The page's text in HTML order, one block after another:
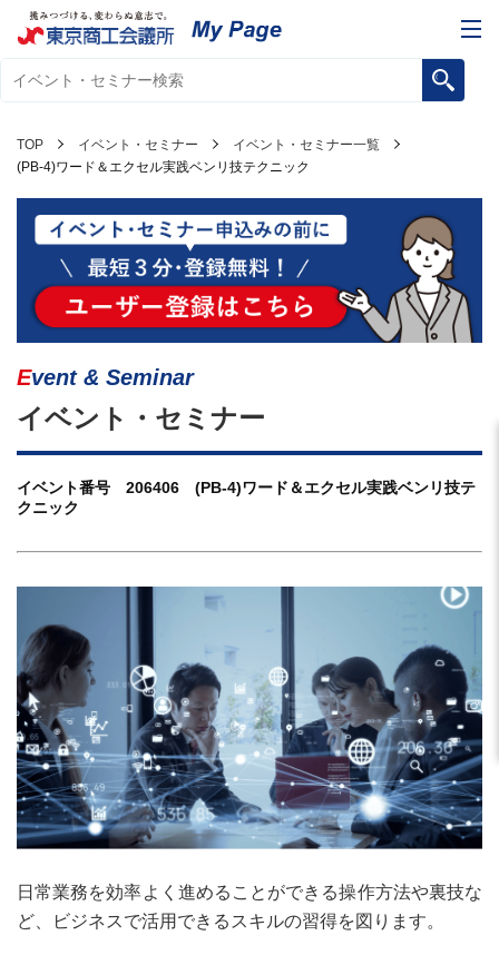
TOP イベント・セミナー
イベント・セミナー一覧
(PB-4)ワード＆エクセル実践ベンリ技テクニック
Event & Seminar
イベント・セミナー
イベント番号 206406 (PB-4)ワード＆エクセル実践ベンリ技テ
クニック
日常業務を効率よく進めることができる操作方法や裏技な
ど、ビジネスで活用できるスキルの習得を図ります。